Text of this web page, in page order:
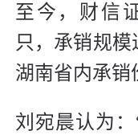
至今，财信
只，承销规模
湖南省内承销
刘宛晨认为